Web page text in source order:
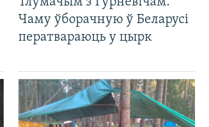
Чаму ўборачную ў Беларусі
ператвараюць у цырк